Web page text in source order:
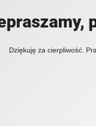
Dziękuję za cierpliwość.